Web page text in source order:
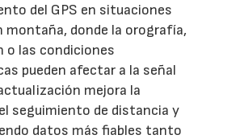
del GPS en situaciones
montaña, donde la orografía,
o las condiciones
pueden afectar a la señal
mejora la
seguimiento de distancia y
datos más fiables tanto